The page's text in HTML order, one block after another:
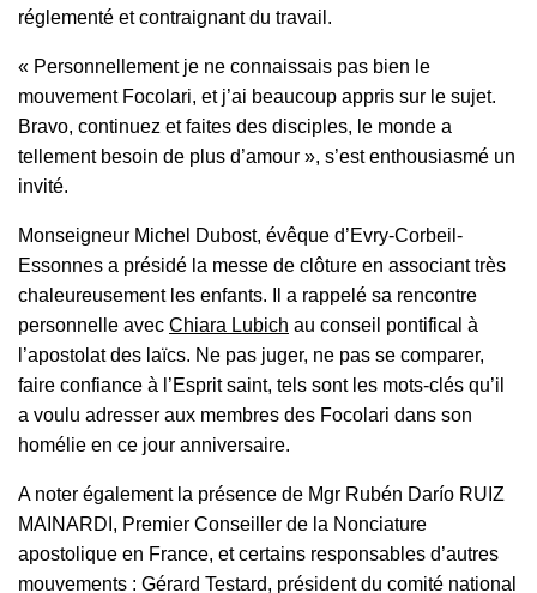
réglementé et contraignant du travail.
« Personnellement je ne connaissais pas bien le
mouvement Focolari, et j’ai beaucoup appris sur le sujet.
Bravo, continuez et faites des disciples, le monde a
tellement besoin de plus d’amour », s’est enthousiasmé un
invité.
Monseigneur Michel Dubost, évêque d’Evry-Corbeil-
Essonnes a présidé la messe de clôture en associant très
chaleureusement les enfants. Il a rappelé sa rencontre
personnelle avec Chiara Lubich au conseil pontifical à
l’apostolat des laïcs. Ne pas juger, ne pas se comparer,
faire confiance à l’Esprit saint, tels sont les mots-clés qu’il
a voulu adresser aux membres des Focolari dans son
homélie en ce jour anniversaire.
A noter également la présence de Mgr Rubén Darío RUIZ
MAINARDI, Premier Conseiller de la Nonciature
apostolique en France, et certains responsables d’autres
mouvements : Gérard Testard, président du comité national